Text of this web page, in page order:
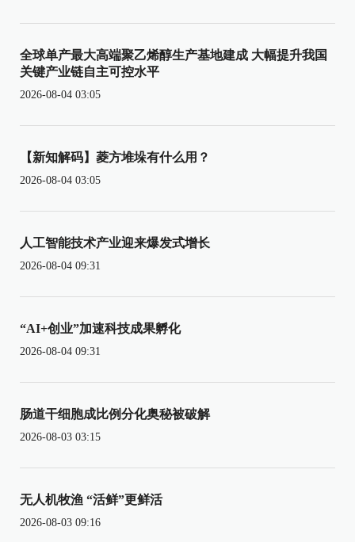
全球单产最大高端聚乙烯醇生产基地建成 大幅提升我国
关键产业链自主可控水平
2026-08-04 03:05
【新知解码】菱方堆垛有什么用？
2026-08-04 03:05
人工智能技术产业迎来爆发式增长
2026-08-04 09:31
“AI+创业”加速科技成果孵化
2026-08-04 09:31
肠道干细胞成比例分化奥秘被破解
2026-08-03 03:15
无人机牧渔 “活鲜”更鲜活
2026-08-03 09:16